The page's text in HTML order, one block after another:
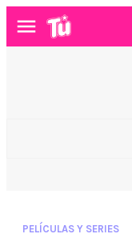
Menú
PELÍCULAS Y SERIES